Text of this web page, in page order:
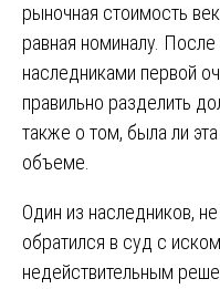
рыночная стоимость
равная номиналу.
наследниками первой
правильно разделить
также о том, была ли
объеме.
Один из наследников,
обратился в суд с
недействительным